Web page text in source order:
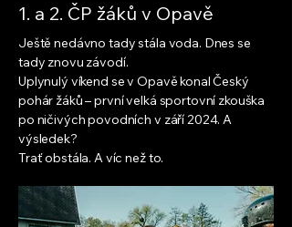
1. a 2. ČP žáků v Opavě
Ještě nedávno tady stála voda. Dnes se
tady znovu závodí.
Uplynulý víkend se v Opavě konal Český
pohár žáků – první velká sportovní zkouška
po ničivých povodních v září 2024. A
výsledek?
Trať obstála. A víc než to.